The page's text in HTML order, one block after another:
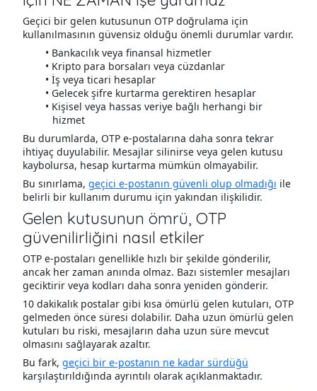
Geçici bir gelen kutusunun OTP doğrulama için
kullanılmasının güvensiz olduğu önemli durumlar vardır.
Bankacılık veya finansal hizmetler
Kripto para borsaları veya cüzdanlar
İş veya ticari hesaplar
Gelecek şifre kurtarma gerektiren hesaplar
Kişisel veya hassas veriye bağlı herhangi bir
hizmet
Bu durumlarda, OTP e-postalarına daha sonra tekrar
ihtiyaç duyulabilir. Mesajlar silinirse veya gelen kutusu
kaybolursa, hesap kurtarma mümkün olmayabilir.
Bu sınırlama, geçici e-postanın güvenli olup olmadığı ile
belirli bir kullanım durumu için yakından ilişkilidir.
Gelen kutusunun ömrü, OTP
güvenilirliğini nasıl etkiler
OTP e-postaları genellikle hızlı bir şekilde gönderilir,
ancak her zaman anında olmaz. Bazı sistemler mesajları
geciktirir veya kodları daha sonra yeniden gönderir.
10 dakikalık postalar gibi kısa ömürlü gelen kutuları, OTP
gelmeden önce süresi dolabilir. Daha uzun ömürlü gelen
kutuları bu riski, mesajların daha uzun süre mevcut
olmasını sağlayarak azaltır.
Bu fark, geçici bir e-postanın ne kadar sürdüğü
karşılaştırıldığında ayrıntılı olarak açıklanmaktadır.